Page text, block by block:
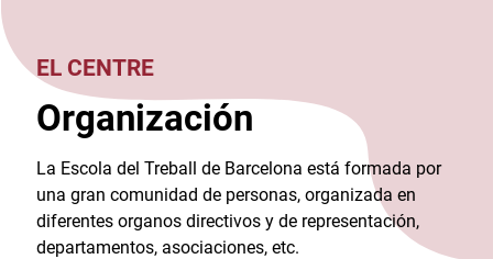
EL CENTRE
Organización
La Escola del Treball de Barcelona está formada por
una gran comunidad de personas, organizada en
diferentes organos directivos y de representación,
departamentos, asociaciones, etc.